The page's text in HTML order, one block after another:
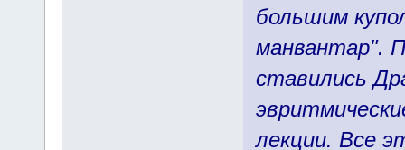
большим
манвантар".
ставились
лекции. Все